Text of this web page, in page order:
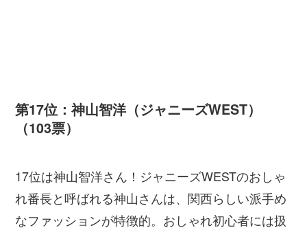
第17位：神山智洋（ジャニーズWEST）
（103票）
17位は神山智洋さん！ジャニーズWESTのおしゃ
れ番長と呼ばれる神山さんは、関西らしい派手め
なファッションが特徴的。おしゃれ初心者には扱